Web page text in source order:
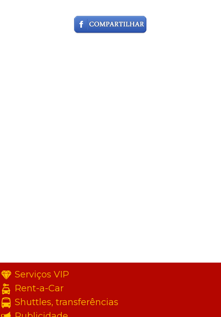
Serviços VIP
Rent-a-Car
Shuttles, transferências